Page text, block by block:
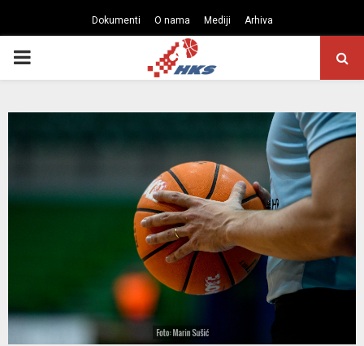
Dokumenti O nama Mediji Arhiva
PRIMARY